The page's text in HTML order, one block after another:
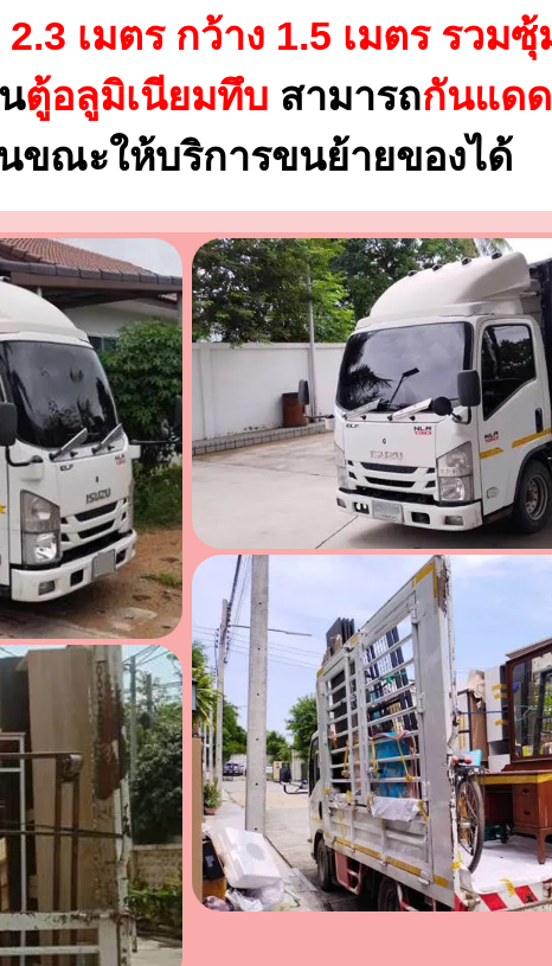
2.3 เมตร กว้าง 1.5 เมตร รวม
ตู้อลูมิเนียมทึบ สามารถกันแดด
ขณะให้บริการขนย้ายของได้